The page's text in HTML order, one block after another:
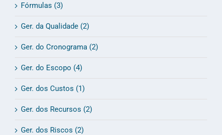
Fórmulas (3)
Ger. da Qualidade (2)
Ger. do Cronograma (2)
Ger. do Escopo (4)
Ger. dos Custos (1)
Ger. dos Recursos (2)
Ger. dos Riscos (2)